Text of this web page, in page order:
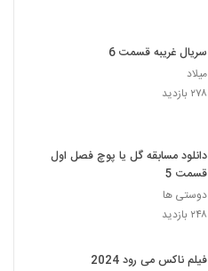
سریال غریبه قسمت 6
میلاد
۲۷۸ بازدید
دانلود مسابقه گل یا پوچ فصل اول
قسمت 5
دوستی ها
۲۴۸ بازدید
فیلم ناکس می رود 2024